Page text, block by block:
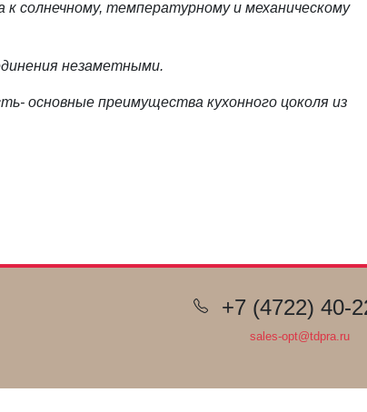
солнечному, температурному и механическому
незаметными.
основные преимущества кухонного цоколя из
+7 (4722) 40-
sales-opt@tdpra.ru